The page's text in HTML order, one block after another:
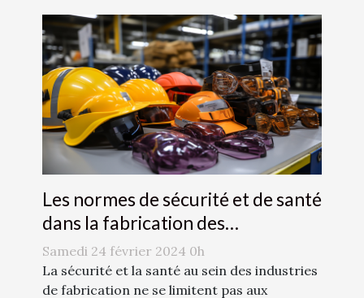
Les normes de sécurité et de santé
dans la fabrication des
accessoires de mode
Samedi 24 février 2024 0h
La sécurité et la santé au sein des industries
de fabrication ne se limitent pas aux